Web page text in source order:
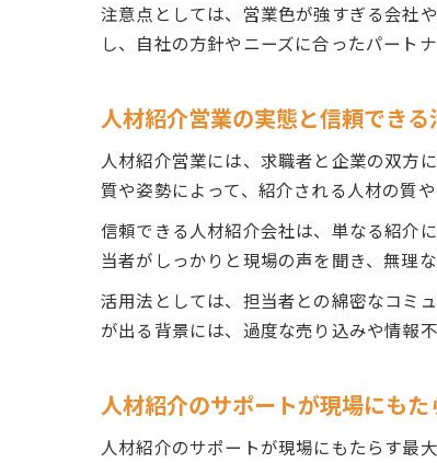
注意点としては、営業色が強すぎる会社
し、自社の方針やニーズに合ったパート
人材紹介営業の実態と信頼でき
人材紹介営業には、求職者と企業の双方
質や姿勢によって、紹介される人材の質
信頼できる人材紹介会社は、単なる紹介
当者がしっかりと現場の声を聞き、無理
活用法としては、担当者との綿密なコミ
が出る背景には、過度な売り込みや情報
人材紹介のサポートが現場にも
人材紹介のサポートが現場にもたらす最